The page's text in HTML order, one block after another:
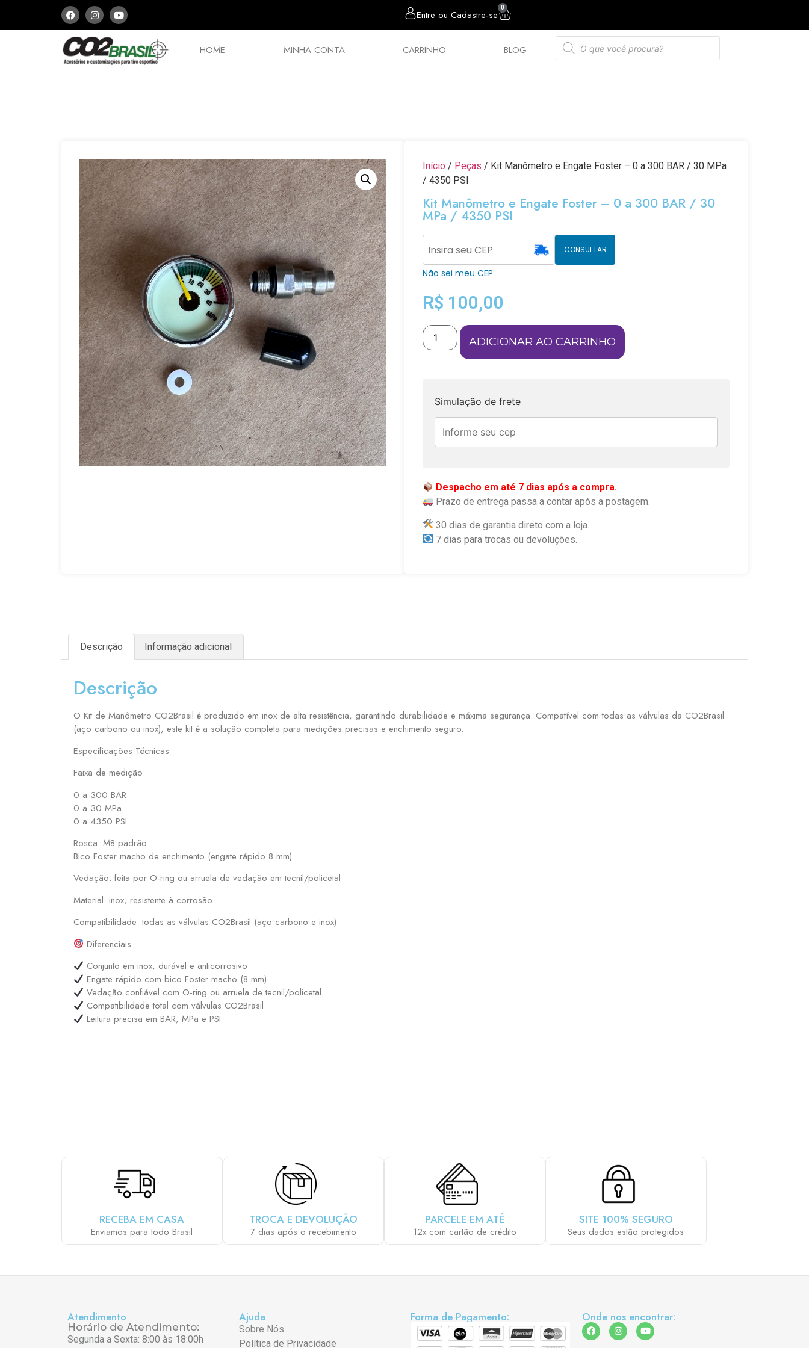
Entre ou Cadastre-se
0
HOME MINHA CONTA CARRINHO BLOG
Início / Peças / Kit Manômetro e Engate Foster – 0 a 300 BAR / 30 MPa
/ 4350 PSI
Kit Manômetro e Engate Foster – 0 a 300 BAR / 30
MPa / 4350 PSI
CONSULTAR
Não sei meu CEP
R$ 100,00
ADICIONAR AO CARRINHO
Simulação de frete
Despacho em até 7 dias após a compra.
Prazo de entrega passa a contar após a postagem.
30 dias de garantia direto com a loja.
7 dias para trocas ou devoluções.
Descrição Informação adicional
Descrição
O Kit de Manômetro CO2Brasil é produzido em inox de alta resistência, garantindo durabilidade e máxima segurança. Compatível com todas as válvulas da CO2Brasil
(aço carbono ou inox), este kit é a solução completa para medições precisas e enchimento seguro.
Especificações Técnicas
Faixa de medição:
0 a 300 BAR
0 a 30 MPa
0 a 4350 PSI
Rosca: M8 padrão
Bico Foster macho de enchimento (engate rápido 8 mm)
Vedação: feita por O-ring ou arruela de vedação em tecnil/policetal
Material: inox, resistente à corrosão
Compatibilidade: todas as válvulas CO2Brasil (aço carbono e inox)
Diferenciais
Conjunto em inox, durável e anticorrosivo
Engate rápido com bico Foster macho (8 mm)
Vedação confiável com O-ring ou arruela de tecnil/policetal
Compatibilidade total com válvulas CO2Brasil
Leitura precisa em BAR, MPa e PSI
RECEBA EM CASA
Enviamos para todo Brasil
TROCA E DEVOLUÇÃO
7 dias após o recebimento
PARCELE EM ATÉ
12x com cartão de crédito
SITE 100% SEGURO
Seus dados estão protegidos
Atendimento
Horário de Atendimento:
Segunda a Sexta: 8:00 às 18:00h
Ajuda
Sobre Nós
Política de Privacidade
Forma de Pagamento: Onde nos encontrar: